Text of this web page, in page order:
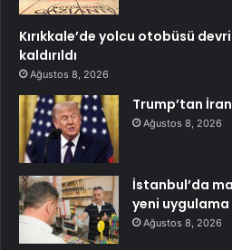
Kırıkkale’de yolcu otobüsü
kaldırıldı
Ağustos 8, 2026
Trump’tan
Ağustos 8, 2026
İstanbul’da
yeni
Ağustos 8, 2026